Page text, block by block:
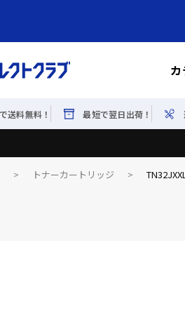
送料無料！ 最短で翌日出荷！
> トナーカートリッジ >